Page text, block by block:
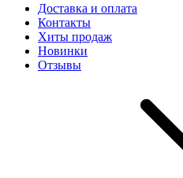
Доставка и оплата
Контакты
Хиты продаж
Новинки
Отзывы